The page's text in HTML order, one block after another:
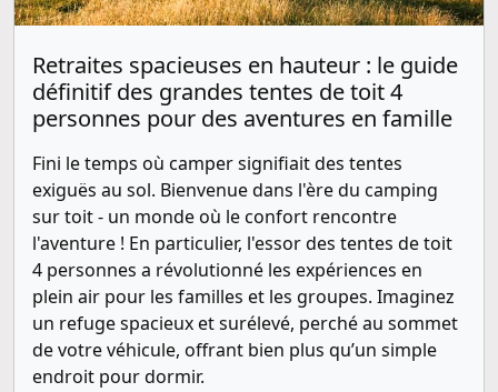
Retraites spacieuses en hauteur : le guide
définitif des grandes tentes de toit 4
personnes pour des aventures en famille
Fini le temps où camper signifiait des tentes
exiguës au sol. Bienvenue dans l'ère du camping
sur toit - un monde où le confort rencontre
l'aventure ! En particulier, l'essor des tentes de toit
4 personnes a révolutionné les expériences en
plein air pour les familles et les groupes. Imaginez
un refuge spacieux et surélevé, perché au sommet
de votre véhicule, offrant bien plus qu’un simple
endroit pour dormir.